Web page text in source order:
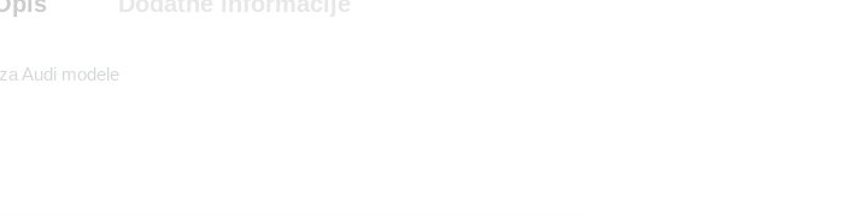
Audi modele